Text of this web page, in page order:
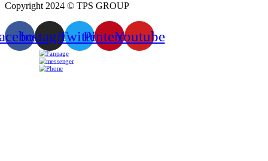
Copyright 2024 © TPS GROUP
InstagramTwitterPinterestYoutube